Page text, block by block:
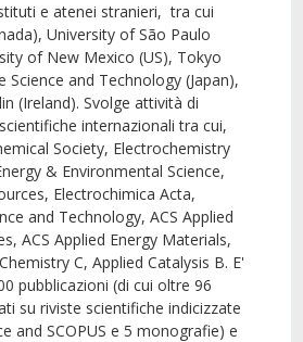
e atenei stranieri, tra cui
University of São Paulo
of New Mexico (US), Tokyo
Science and Technology (Japan),
(Ireland). Svolge attività di
internazionali tra cui,
Society, Electrochemistry
& Environmental Science,
Electrochimica Acta,
and Technology, ACS Applied
ACS Applied Energy Materials,
C, Applied Catalysis B. E'
pubblicazioni (di cui oltre 96
su riviste scientifiche indicizzate
and SCOPUS e 5 monografie) e